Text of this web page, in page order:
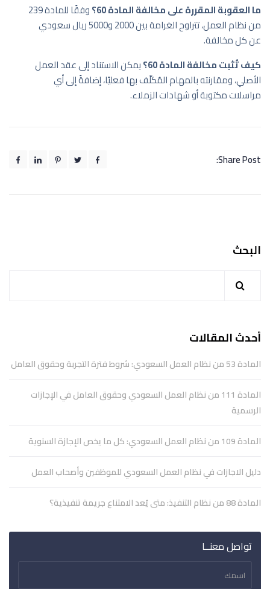
ما العقوبة المقررة على مخالفة المادة 60؟
وفقًا للمادة 239
من نظام العمل، تتراوح الغرامة بين 2000 و5000 ريال سعودي
عن كل مخالفة.
كيف تُثبت مخالفة المادة 60؟
يمكن الاستناد إلى عقد العمل
الأصلي، ومقارنته بالمهام المُكلَّف بها فعليًا، إضافةً إلى أي
مراسلات مكتوبة أو شهادات الزملاء.
Share Post:
البحث
أحدث المقالات
المادة 53 من نظام العمل السعودي: شروط فترة التجربة وحقوق العامل
المادة 111 من نظام العمل السعودي وحقوق العامل في الإجازات
الرسمية
المادة 109 من نظام العمل السعودي: كل ما يخص الإجازة السنوية
دليل الاجازات في نظام العمل السعودي للموظفين وأصحاب العمل
المادة 88 من نظام التنفيذ: متى يُعد الامتناع جريمة تنفيذية؟
تواصل معنــا